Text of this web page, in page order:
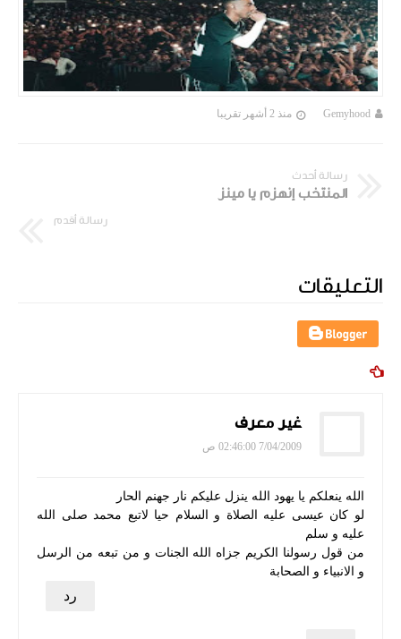
Gemyhood منذ 2 أشهر تقريبا
رسالة أحدث
المنتخب إنهزم يا مينز
رسالة أقدم
التعليقات
غير معرف
7/04/2009 02:46:00 ص
الله ينعلكم يا يهود الله ينزل عليكم نار جهنم الحار
لو كان عيسى عليه الصلاة و السلام حيا لاتبع محمد صلى الله
عليه و سلم
من قول رسولنا الكريم جزاه الله الجنات و من تبعه من الرسل
و الانبياء و الصحابة
رد